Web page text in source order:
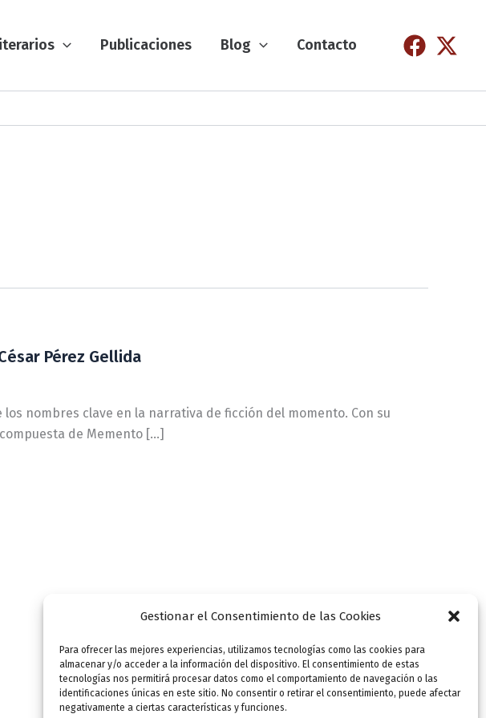
Gestionar el Consentimiento de las Cookies
Para ofrecer las mejores experiencias, utilizamos tecnologías como las cookies para
almacenar y/o acceder a la información del dispositivo. El consentimiento de estas
tecnologías nos permitirá procesar datos como el comportamiento de navegación o las
identificaciones únicas en este sitio. No consentir o retirar el consentimiento, puede afectar
negativamente a ciertas características y funciones.
Publicaciones Blog Contacto
Pérez Gellida
los nombres clave en la narrativa de ficción del momento. Con su
de Memento […]